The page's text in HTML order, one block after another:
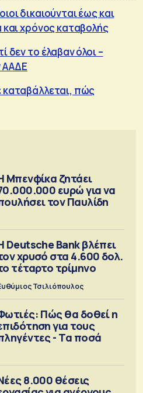
δικαιούνται έως και
χρόνος καταβολής
δεν το έλαβαν όλοι –
ΑΑΔΕ
καταβάλλεται, πώς
Μπενφίκα ζητάει
ευρώ για να
τον Παυλίδη
Deutsche Bank βλέπει
χρυσό στα 4.600 δολ.
τέταρτο τρίμηνο
Τσιλιόπουλος
Πώς θα δοθεί η
για τους
- Τα ποσά
8.000 θέσεις